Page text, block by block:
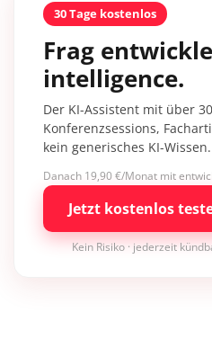
30 Tage kostenlos
Frag
intelligence.
Der KI-Assistent mit über
Konferenzsessions,
kein generisches KI-Wissen.
Danach 19,90 €/Monat mit
Jetzt kostenlos
Kein Risiko · jederzeit